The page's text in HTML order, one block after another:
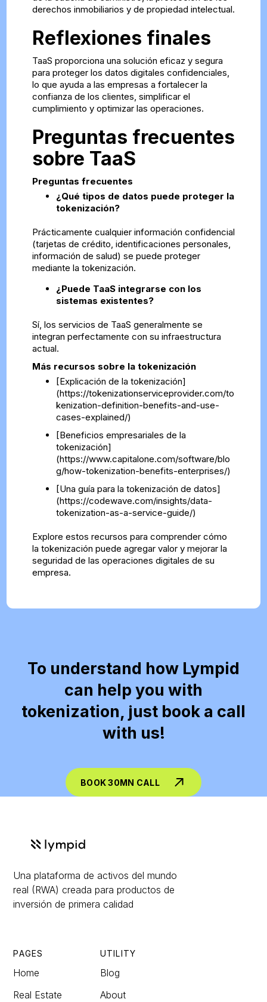
derechos inmobiliarios y de propiedad intelectual.
Reflexiones finales
TaaS proporciona una solución eficaz y segura
para proteger los datos digitales confidenciales,
lo que ayuda a las empresas a fortalecer la
confianza de los clientes, simplificar el
cumplimiento y optimizar las operaciones.
Preguntas frecuentes
sobre TaaS
Preguntas frecuentes
¿Qué tipos de datos puede proteger la
tokenización?
Prácticamente cualquier información confidencial
(tarjetas de crédito, identificaciones personales,
información de salud) se puede proteger
mediante la tokenización.
¿Puede TaaS integrarse con los
sistemas existentes?
Sí, los servicios de TaaS generalmente se
integran perfectamente con su infraestructura
actual.
Más recursos sobre la tokenización
[Explicación de la tokenización]
(https://tokenizationserviceprovider.com/to
kenization-definition-benefits-and-use-
cases-explained/)
[Beneficios empresariales de la
tokenización]
(https://www.capitalone.com/software/blo
g/how-tokenization-benefits-enterprises/)
[Una guía para la tokenización de datos]
(https://codewave.com/insights/data-
tokenization-as-a-service-guide/)
Explore estos recursos para comprender cómo
la tokenización puede agregar valor y mejorar la
seguridad de las operaciones digitales de su
empresa.
To understand how Lympid
can help you with
tokenization, just book a call
with us!
BOOK 30MN CALL
Una plataforma de activos del mundo
real (RWA) creada para productos de
inversión de primera calidad
PAGES
Home
Real Estate
UTILITY
Blog
About